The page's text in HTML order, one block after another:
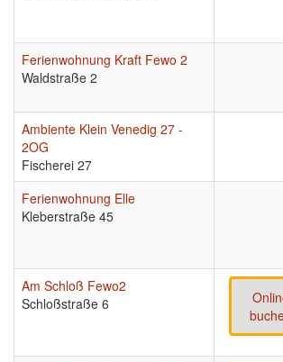
Ferienwohnung Kraft Fewo 2
Waldstraße 2
Ambiente Klein Venedig 27 -
2OG
Fischerei 27
Ferienwohnung Elle
Kleberstraße 45
Am Schloß Fewo2
Schloßstraße 6